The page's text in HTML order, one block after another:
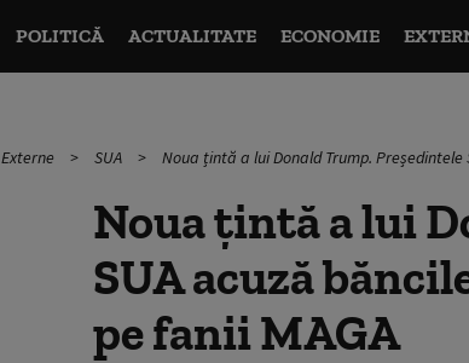
POLITICĂ ACTUALITATE ECONOMIE
Externe SUA Noua țintă a lui Donald Trump. Președintele
Noua țintă a lui
SUA acuză
pe fanii MAGA